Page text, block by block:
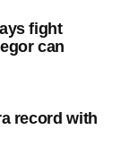
fight
can
record with